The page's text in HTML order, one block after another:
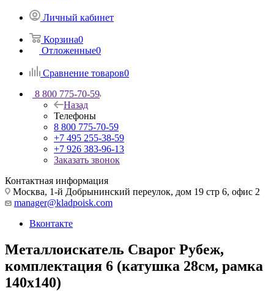
Личный кабинет
Корзина0
Отложенные0
Сравнение товаров0
8 800 775-70-59
Назад
Телефоны
8 800 775-70-59
+7 495 255-38-59
+7 926 383-96-13
Заказать звонок
Контактная информация
Москва, 1-й Добрынинский переулок, дом 19 стр 6, офис 2
manager@kladpoisk.com
Вконтакте
Металлоискатель Сварог Рубеж,
комплектация 6 (катушка 28см, рамка
140х140)